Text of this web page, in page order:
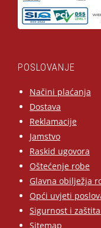
POSLOVANJE
Načini plaćanja
Dostava
Reklamacije
Jamstvo
Raskid ugovora
Oštećenje robe
Glavna obilježja
Opći uvjeti
Sigurnost i
Sitemap